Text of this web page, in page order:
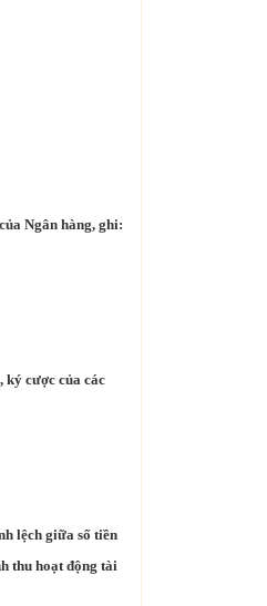
Ngân hàng, ghi:
ký cược của các
lệch giữa số tiền
thu hoạt động tài